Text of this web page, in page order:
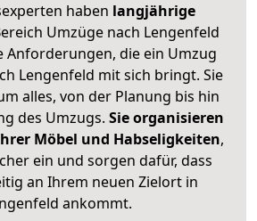
haben langjährige
Umzüge nach Lengenfeld
Anforderungen, die ein Umzug
Lengenfeld mit sich bringt. Sie
alles, von der Planung bis hin
des Umzugs. Sie organisieren
Möbel und Habseligkeiten,
ein und sorgen dafür, dass
an Ihrem neuen Zielort in
ankommt.